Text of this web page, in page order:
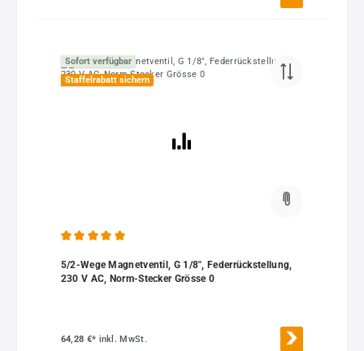
Sofort verfügbar
Staffelrabatt sichern
5/2-Wege Magnetventil, G 1/8", Federrückstellung,
230 V AC, Norm-Stecker Grösse 0
64,28 €* inkl. MwSt.